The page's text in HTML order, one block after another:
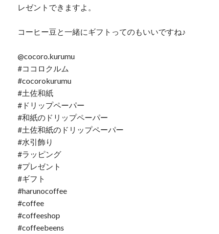
レゼントできますよ。
コーヒー豆と一緒にギフトってのもいいですね♪
@cocoro.kurumu
#ココロクルム
#cocorokurumu
#土佐和紙
#ドリップペーパー
#和紙のドリップペーパー
#土佐和紙のドリップペーパー
#水引飾り
#ラッピング
#プレゼント
#ギフト
#harunocoffee
#coffee
#coffeeshop
#coffeebeens